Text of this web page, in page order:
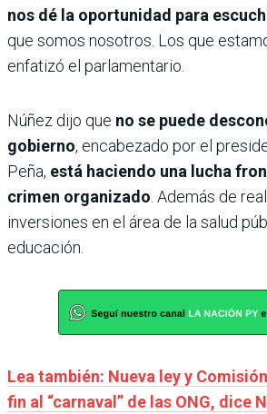
nos dé la oportunidad para
que somos nosotros. Los que
enfatizó el parlamentario.
Núñez dijo que no se puede
gobierno, encabezado por el
Peña, está haciendo una lucha
crimen organizado . Además de
inversiones en el área de la salud
educación.
Lea también: Nueva ley y
fin al “carnaval” de las ONG, dice